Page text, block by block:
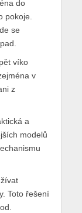
do
pokoje.
se
víko
v
z
a
modelů
Toto řešení